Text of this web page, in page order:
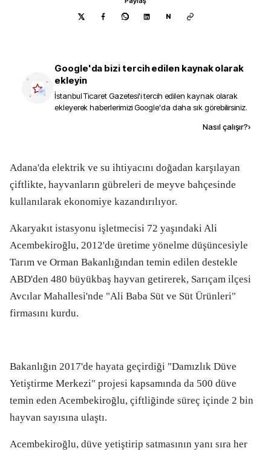
N
Google'da bizi tercih edilen kaynak olarak
ekleyin
İstanbul Ticaret Gazetesi'i tercih edilen kaynak olarak
ekleyerek haberlerimizi Google'da daha sık görebilirsiniz.
Nasıl çalışır?›
Adana'da elektrik ve su ihtiyacını doğadan karşılayan
çiftlikte, hayvanların gübreleri de meyve bahçesinde
kullanılarak ekonomiye kazandırılıyor.
Akaryakıt istasyonu işletmecisi 72 yaşındaki Ali
Acembekiroğlu, 2012'de üretime yönelme düşüncesiyle
Tarım ve Orman Bakanlığından temin edilen destekle
ABD'den 480 büyükbaş hayvan getirerek, Sarıçam ilçesi
Avcılar Mahallesi'nde "Ali Baba Süt ve Süt Ürünleri"
firmasını kurdu.
Bakanlığın 2017'de hayata geçirdiği "Damızlık Düve
Yetiştirme Merkezi" projesi kapsamında da 500 düve
temin eden Acembekiroğlu, çiftliğinde süreç içinde 2 bin
hayvan sayısına ulaştı.
Acembekiroğlu, düve yetiştirip satmasının yanı sıra her